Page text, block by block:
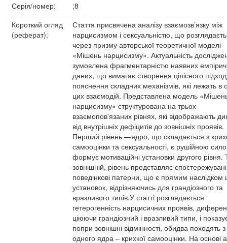
Серія/номер:
;8
Короткий огляд
(реферат):
Стаття присвячена аналізу взаємозв’язку між
нарцисизмом і сексуальністю, що
через призму авторської теоретичної моделі
«Мішень нарцисизму». Актуальність
зумовлена фрагментарністю наявних
даних, що вимагає створення цілісного
пояснення складних механізмів, які лежать в
цих взаємодій. Представлена модель
нарцисизму» структурована на трьох
взаємопов'язаних рівнях, які відображають
від внутрішніх дефіцитів до зовнішніх проявів.
Перший рівень —ядро, що складається з
самооцінки та сексуальності, є рушійною
формує мотиваційні установки другого рівня.
зовнішній, рівень представляє спостережувані
поведінкові патерни, що є прямим наслідком
установок, відрізняючись для грандіозного та
вразливого типів.У статті розглядається
гетерогенність нарцисичних проявів,
ціюючи грандіозний і вразливий типи, і
попри зовнішні відмінності, обидва походять з
одного ядра – крихкої самооцінки. На основі